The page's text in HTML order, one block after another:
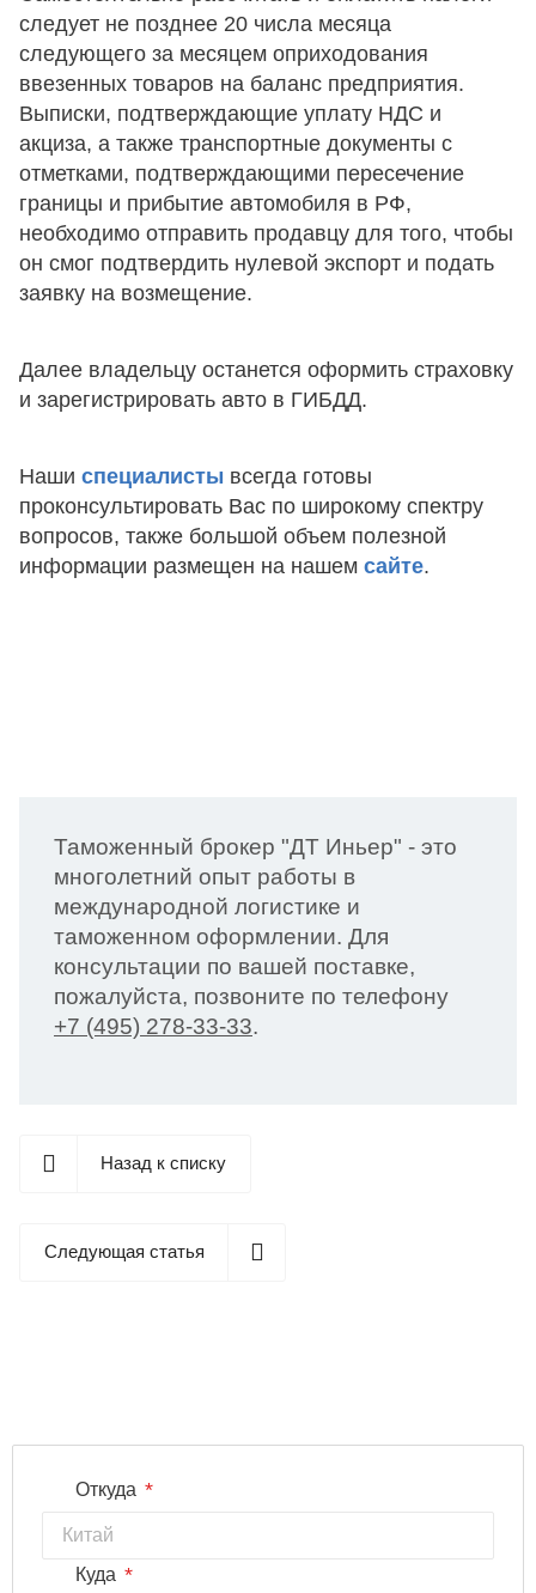
следует не позднее 20 числа месяца
следующего за месяцем оприходования
ввезенных товаров на баланс предприятия.
Выписки, подтверждающие уплату НДС и
акциза, а также транспортные документы с
отметками, подтверждающими пересечение
границы и прибытие автомобиля в РФ,
необходимо отправить продавцу для того, чтобы
он смог подтвердить нулевой экспорт и подать
заявку на возмещение.
Далее владельцу останется оформить страховку
и зарегистрировать авто в ГИБДД.
Наши специалисты всегда готовы
проконсультировать Вас по широкому спектру
вопросов, также большой объем полезной
информации размещен на нашем сайте.
Таможенный брокер "ДТ Иньер" - это
многолетний опыт работы в
международной логистике и
таможенном оформлении. Для
консультации по вашей поставке,
пожалуйста, позвоните по телефону
+7 (495) 278-33-33.
Назад к списку
Следующая статья
Откуда *
Куда *